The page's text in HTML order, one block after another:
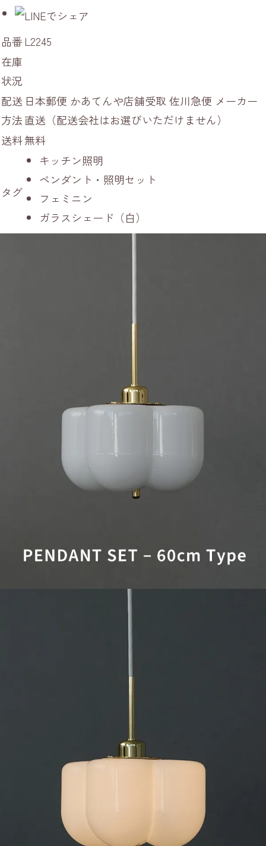
品番L2245
在庫
状況
配送
方法
日本郵便 かあてんや店舗受取 佐川急便 メーカー
直送（配送会社はお選びいただけません）
送料無料
タグ
キッチン照明
ペンダント・照明セット
フェミニン
ガラスシェード（白）